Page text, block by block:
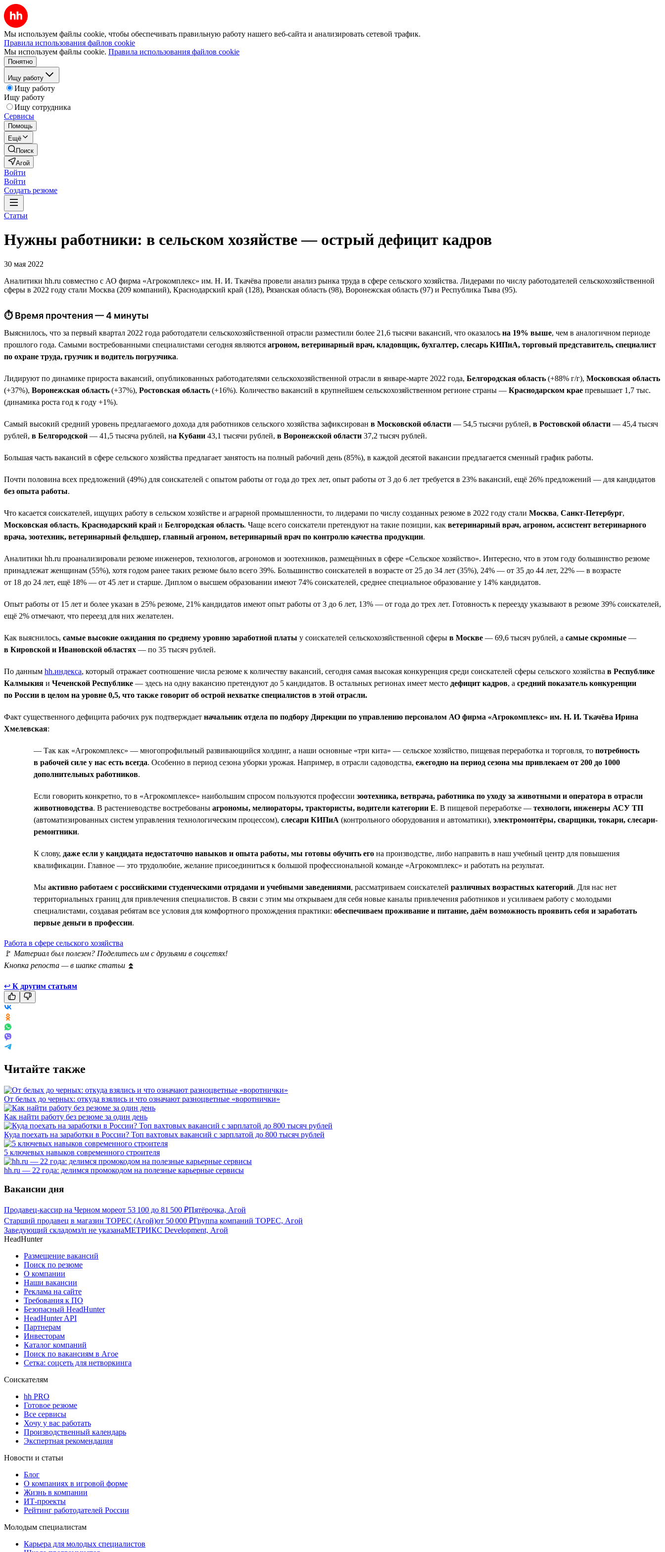
Мы используем файлы cookie, чтобы обеспечивать правильную работу нашего веб-сайта и анализировать сетевой трафик.
Правила использования файлов cookie
Мы используем файлы cookie. Правила использования файлов cookie
Понятно
Ищу работу
Ищу работу
Ищу работу
Ищу сотрудника
Сервисы
Помощь
Ещё
Поиск
Агой
Войти
Войти
Создать резюме
Статьи
Нужны работники: в сельском хозяйстве — острый дефицит кадров
30 мая 2022
Аналитики hh.ru совместно с АО фирма «Агрокомплекс» им. Н. И. Ткачёва провели анализ рынка труда в сфере сельского хозяйства. Лидерами по числу работодателей сельскохозяйственной
сферы в 2022 году стали Москва (209 компаний), Краснодарский край (128), Рязанская область (98), Воронежская область (97) и Республика Тыва (95).
⏱ Время прочтения — 4 минуты
Выяснилось, что за первый квартал 2022 года работодатели сельскохозяйственной отрасли разместили более 21,6 тысячи вакансий, что оказалось на 19% выше, чем в аналогичном периоде
прошлого года. Самыми востребованными специалистами сегодня являются агроном, ветеринарный врач, кладовщик, бухгалтер, слесарь КИПиА, торговый представитель, специалист
по охране труда, грузчик и водитель погрузчика.
Лидируют по динамике прироста вакансий, опубликованных работодателями сельскохозяйственной отрасли в январе-марте 2022 года, Белгородская область (+88% г/г), Московская область
(+37%), Воронежская область (+37%), Ростовская область (+16%). Количество вакансий в крупнейшем сельскохозяйственном регионе страны — Краснодарском крае превышает 1,7 тыс.
(динамика роста год к году +1%).
Самый высокий средний уровень предлагаемого дохода для работников сельского хозяйства зафиксирован в Московской области — 54,5 тысячи рублей, в Ростовской области — 45,4 тысяч
рублей, в Белгородской — 41,5 тысяча рублей, на Кубани 43,1 тысячи рублей, в Воронежской области 37,2 тысяч рублей.
Большая часть вакансий в сфере сельского хозяйства предлагает занятость на полный рабочий день (85%), в каждой десятой вакансии предлагается сменный график работы.
Почти половина всех предложений (49%) для соискателей с опытом работы от года до трех лет, опыт работы от 3 до 6 лет требуется в 23% вакансий, ещё 26% предложений — для кандидатов
без опыта работы.
Что касается соискателей, ищущих работу в сельском хозяйстве и аграрной промышленности, то лидерами по числу созданных резюме в 2022 году стали Москва, Санкт-Петербург,
Московская область, Краснодарский край и Белгородская область. Чаще всего соискатели претендуют на такие позиции, как ветеринарный врач, агроном, ассистент ветеринарного
врача, зоотехник, ветеринарный фельдшер, главный агроном, ветеринарный врач по контролю качества продукции.
Аналитики hh.ru проанализировали резюме инженеров, технологов, агрономов и зоотехников, размещённых в сфере «Сельское хозяйство». Интересно, что в этом году большинство резюме
принадлежат женщинам (55%), хотя годом ранее таких резюме было всего 39%. Большинство соискателей в возрасте от 25 до 34 лет (35%), 24% — от 35 до 44 лет, 22% — в возрасте
от 18 до 24 лет, ещё 18% — от 45 лет и старше. Диплом о высшем образовании имеют 74% соискателей, среднее специальное образование у 14% кандидатов.
Опыт работы от 15 лет и более указан в 25% резюме, 21% кандидатов имеют опыт работы от 3 до 6 лет, 13% — от года до трех лет. Готовность к переезду указывают в резюме 39% соискателей,
ещё 2% отмечают, что переезд для них желателен.
Как выяснилось, самые высокие ожидания по среднему уровню заработной платы у соискателей сельскохозяйственной сферы в Москве — 69,6 тысяч рублей, а самые скромные —
в Кировской и Ивановской областях — по 35 тысяч рублей.
По данным hh.индекса, который отражает соотношение числа резюме к количеству вакансий, сегодня самая высокая конкуренция среди соискателей сферы сельского хозяйства в Республике
Калмыкия и Чеченской Республике — здесь на одну вакансию претендуют до 5 кандидатов. В остальных регионах имеет место дефицит кадров, а средний показатель конкуренции
по России в целом на уровне 0,5, что также говорит об острой нехватке специалистов в этой отрасли.
Факт существенного дефицита рабочих рук подтверждает начальник отдела по подбору Дирекции по управлению персоналом АО фирма «Агрокомплекс» им. Н. И. Ткачёва Ирина
Хмелевская:
— Так как «Агрокомплекс» — многопрофильный развивающийся холдинг, а наши основные «три кита» — сельское хозяйство, пищевая переработка и торговля, то потребность
в рабочей силе у нас есть всегда. Особенно в период сезона уборки урожая. Например, в отрасли садоводства, ежегодно на период сезона мы привлекаем от 200 до 1000
дополнительных работников.
Если говорить конкретно, то в «Агрокомплексе» наибольшим спросом пользуются профессии зоотехника, ветврача, работника по уходу за животными и оператора в отрасли
животноводства. В растениеводстве востребованы агрономы, мелиораторы, трактористы, водители категории Е. В пищевой переработке — технологи, инженеры АСУ ТП
(автоматизированных систем управления технологическим процессом), слесари КИПиА (контрольного оборудования и автоматики), электромонтёры, сварщики, токари, слесари-
ремонтники.
К слову, даже если у кандидата недостаточно навыков и опыта работы, мы готовы обучить его на производстве, либо направить в наш учебный центр для повышения
квалификации. Главное — это трудолюбие, желание присоединиться к большой профессиональной команде «Агрокомплекс» и работать на результат.
Мы активно работаем с российскими студенческими отрядами и учебными заведениями, рассматриваем соискателей различных возрастных категорий. Для нас нет
территориальных границ для привлечения специалистов. В связи с этим мы открываем для себя новые каналы привлечения работников и усиливаем работу с молодыми
специалистами, создавая ребятам все условия для комфортного прохождения практики: обеспечиваем проживание и питание, даём возможность проявить себя и заработать
первые деньги в профессии.
Работа в сфере сельского хозяйства
🚩 Материал был полезен? Поделитесь им с друзьями в соцсетях!
Кнопка репоста — в шапке статьи ⏫
↩ К другим статьям
Читайте также
От белых до черных: откуда взялись и что означают разноцветные «воротнички»
Как найти работу без резюме за один день
Куда поехать на заработки в России? Топ вахтовых вакансий с зарплатой до 800 тысяч рублей
5 ключевых навыков современного строителя
hh.ru — 22 года: делимся промокодом на полезные карьерные сервисы
Вакансии дня
Продавец-кассир на Черном мореот 53 100 до 81 500 ₽Пятёрочка, Агой
Старший продавец в магазин ТОРЕС (Агой)от 50 000 ₽Группа компаний ТОРЕС, Агой
Заведующий складомз/п не указанаМЕТРИКС Development, Агой
HeadHunter
Размещение вакансий
Поиск по резюме
О компании
Наши вакансии
Реклама на сайте
Требования к ПО
Безопасный HeadHunter
HeadHunter API
Партнерам
Инвесторам
Каталог компаний
Поиск по вакансиям в Агое
Сетка: соцсеть для нетворкинга
Соискателям
hh PRO
Готовое резюме
Все сервисы
Хочу у вас работать
Производственный календарь
Экспертная рекомендация
Новости и статьи
Блог
О компаниях в игровой форме
Жизнь в компании
ИТ-проекты
Рейтинг работодателей России
Молодым специалистам
Карьера для молодых специалистов